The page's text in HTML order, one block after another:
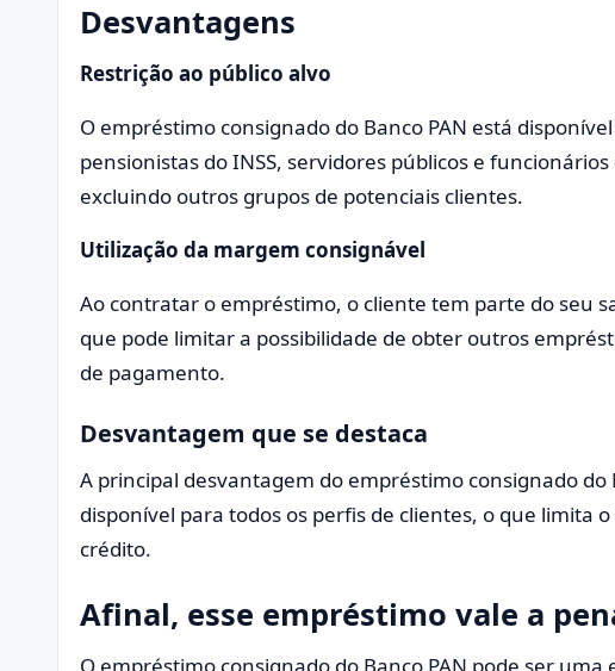
Desvantagens
Restrição ao público alvo
O empréstimo consignado do Banco PAN está
pensionistas do INSS, servidores públicos e
excluindo outros grupos de potenciais clientes.
Utilização da margem consignável
Ao contratar o empréstimo, o cliente tem parte do seu
que pode limitar a possibilidade de obter outros
de pagamento.
Desvantagem que se destaca
A principal desvantagem do empréstimo consignado do
disponível para todos os perfis de clientes, o que limita
crédito.
Afinal, esse empréstimo vale a